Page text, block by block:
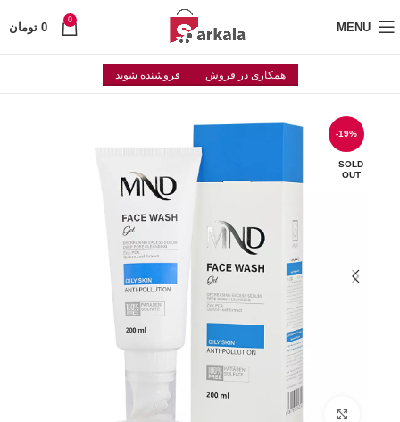
MENU
0
0 تومان
همکاری در فروش فروشنده شوید
-19%
SOLD
OUT
Click to enlarge